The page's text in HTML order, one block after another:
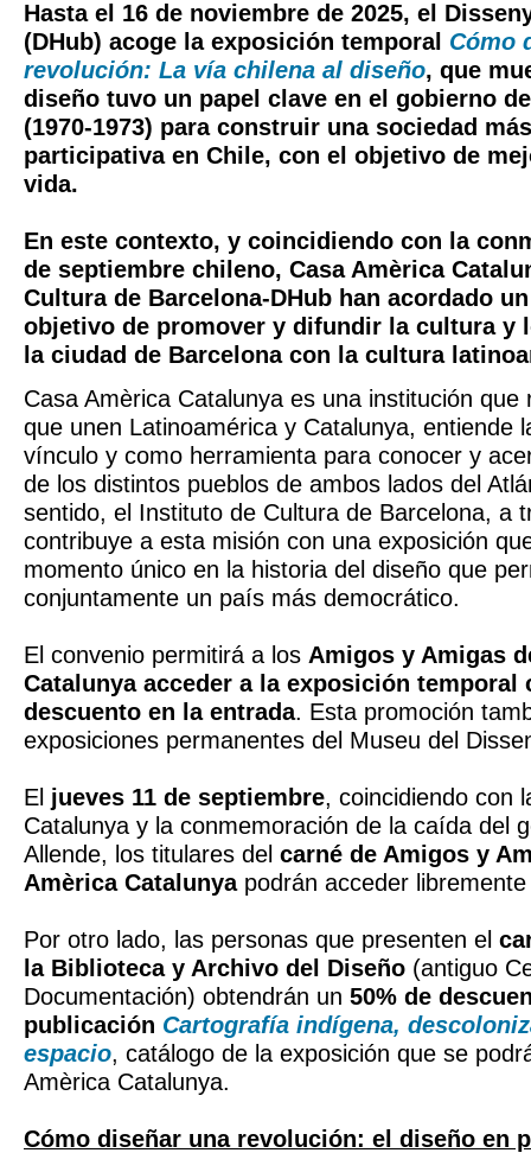
Hasta el 16 de noviembre de 2025, el
(DHub) acoge la exposición temporal Cómo
revolución: La vía chilena al diseño, que
diseño tuvo un papel clave en el gobierno
(1970-1973) para construir una sociedad
participativa en Chile, con el objetivo de
vida.
En este contexto, y coincidiendo con la
de septiembre chileno, Casa Amèrica
Cultura de Barcelona-DHub han acordado
objetivo de promover y difundir la cultura y
la ciudad de Barcelona con la cultura
Casa Amèrica Catalunya es una institución
que unen Latinoamérica y Catalunya, entiende
vínculo y como herramienta para conocer y
de los distintos pueblos de ambos lados del
sentido, el Instituto de Cultura de Barcelona, a
contribuye a esta misión con una exposición
momento único en la historia del diseño que
conjuntamente un país más democrático.
El convenio permitirá a los Amigos y Amigas
Catalunya acceder a la exposición temporal
descuento en la entrada. Esta promoción
exposiciones permanentes del Museu del
El jueves 11 de septiembre, coincidiendo con
Catalunya y la conmemoración de la caída del
Allende, los titulares del carné de Amigos y
Amèrica Catalunyapodrán acceder
Por otro lado, las personas que presenten el
la Biblioteca y Archivo del Diseño (antiguo
Documentación) obtendrán un 50% de
publicación Cartografía indígena,
espacio, catálogo de la exposición que se
Amèrica Catalunya.
Cómo diseñar una revolución: el diseño en